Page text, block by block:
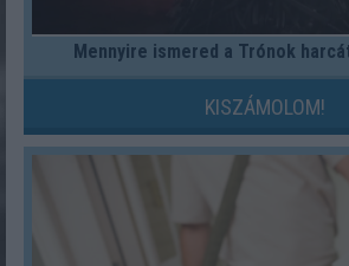
Mennyire ismered a Trónok
KISZÁMOLOM!